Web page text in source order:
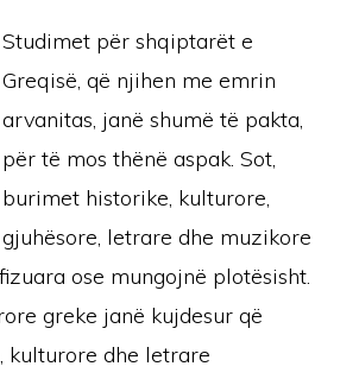
Studimet për shqiptarët e
Greqisë, që njihen me emrin
arvanitas, janë shumë të pakta,
për të mos thënë aspak. Sot,
burimet historike, kulturore,
gjuhësore, letrare dhe muzikore
ose mungojnë plotësisht.
greke janë kujdesur që
kulturore dhe letrare